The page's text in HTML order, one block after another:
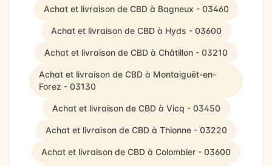
Achat et livraison de CBD à Bagneux - 03460
Achat et livraison de CBD à Hyds - 03600
Achat et livraison de CBD à Châtillon - 03210
Achat et livraison de CBD à Montaiguët-en-
Forez - 03130
Achat et livraison de CBD à Vicq - 03450
Achat et livraison de CBD à Thionne - 03220
Achat et livraison de CBD à Colombier - 03600